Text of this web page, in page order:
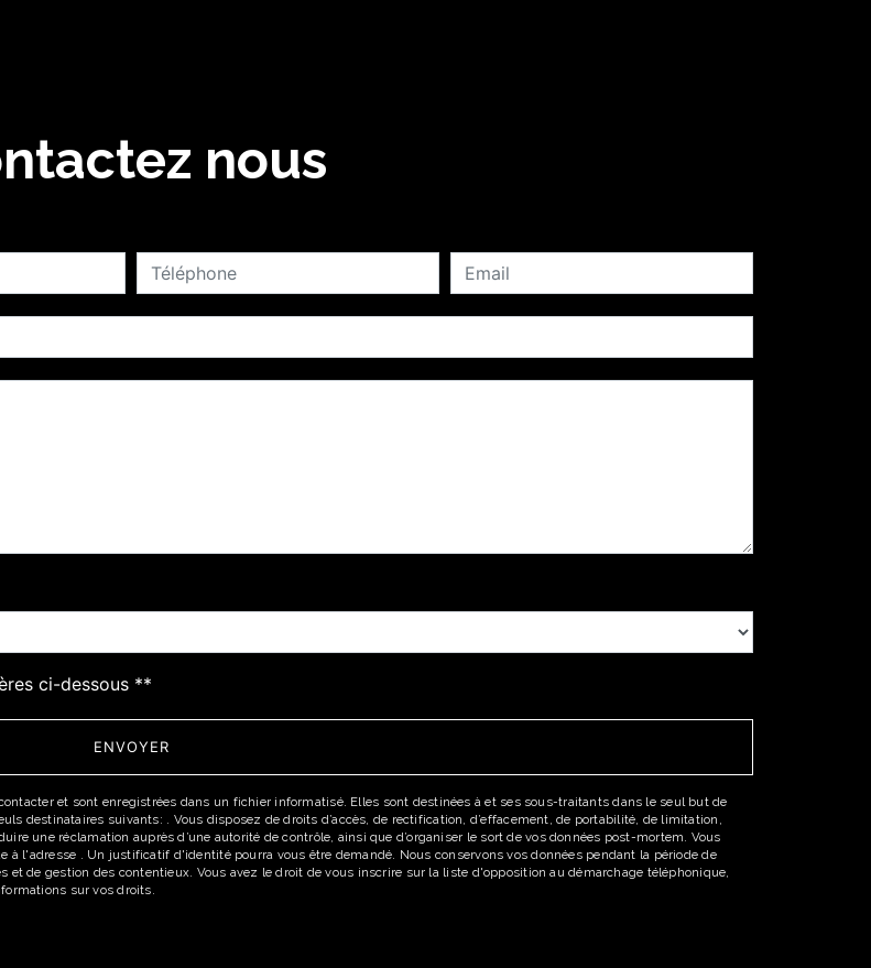
nous
ci-dessous **
ENVOYER
et sont enregistrées dans un fichier informatisé. Elles sont destinées à et ses sous-traitants dans le seul but de
destinataires suivants: . Vous disposez de droits d’accès, de rectification, d’effacement, de portabilité, de limitation,
une réclamation auprès d’une autorité de contrôle, ainsi que d’organiser le sort de vos données post-mortem. Vous
à l'adresse . Un justificatif d'identité pourra vous être demandé. Nous conservons vos données pendant la période de
et de gestion des contentieux. Vous avez le droit de vous inscrire sur la liste d'opposition au démarchage téléphonique,
sur vos droits.